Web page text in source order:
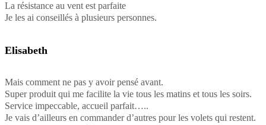
La résistance au vent est parfaite
Je les ai conseillés à plusieurs personnes.
Elisabeth
Mais comment ne pas y avoir pensé avant.
Super produit qui me facilite la vie tous les matins et tous les soirs.
Service impeccable, accueil parfait…..
Je vais d’ailleurs en commander d’autres pour les volets qui restent.